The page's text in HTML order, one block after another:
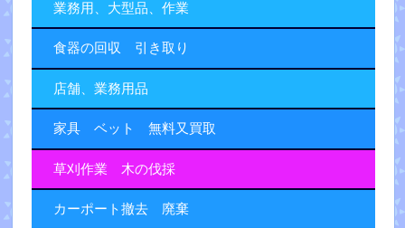
業務用、大型品、作業
食器の回収 引き取り
店舗、業務用品
家具 ベット 無料又買取
草刈作業 木の伐採
カーポート撤去 廃棄